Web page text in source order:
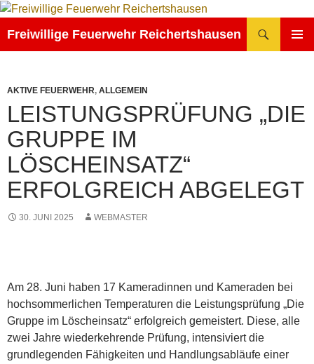
Zum
springen
Freiwillige Feuerwehr Reichertshausen
AKTIVE FEUERWEHR, ALLGEMEIN
LEISTUNGSPRÜFUNG „DIE
GRUPPE IM
LÖSCHEINSATZ“
ERFOLGREICH ABGELEGT
30. JUNI 2025 WEBMASTER
Am 28. Juni haben 17 Kameradinnen und Kameraden bei
hochsommerlichen Temperaturen die Leistungsprüfung „Die
Gruppe im Löscheinsatz“ erfolgreich gemeistert. Diese, alle
zwei Jahre wiederkehrende Prüfung, intensiviert die
grundlegenden Fähigkeiten und Handlungsabläufe einer